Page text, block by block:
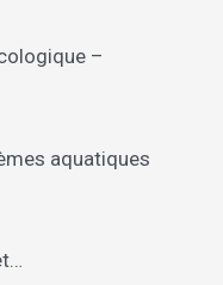
–
aquatiques